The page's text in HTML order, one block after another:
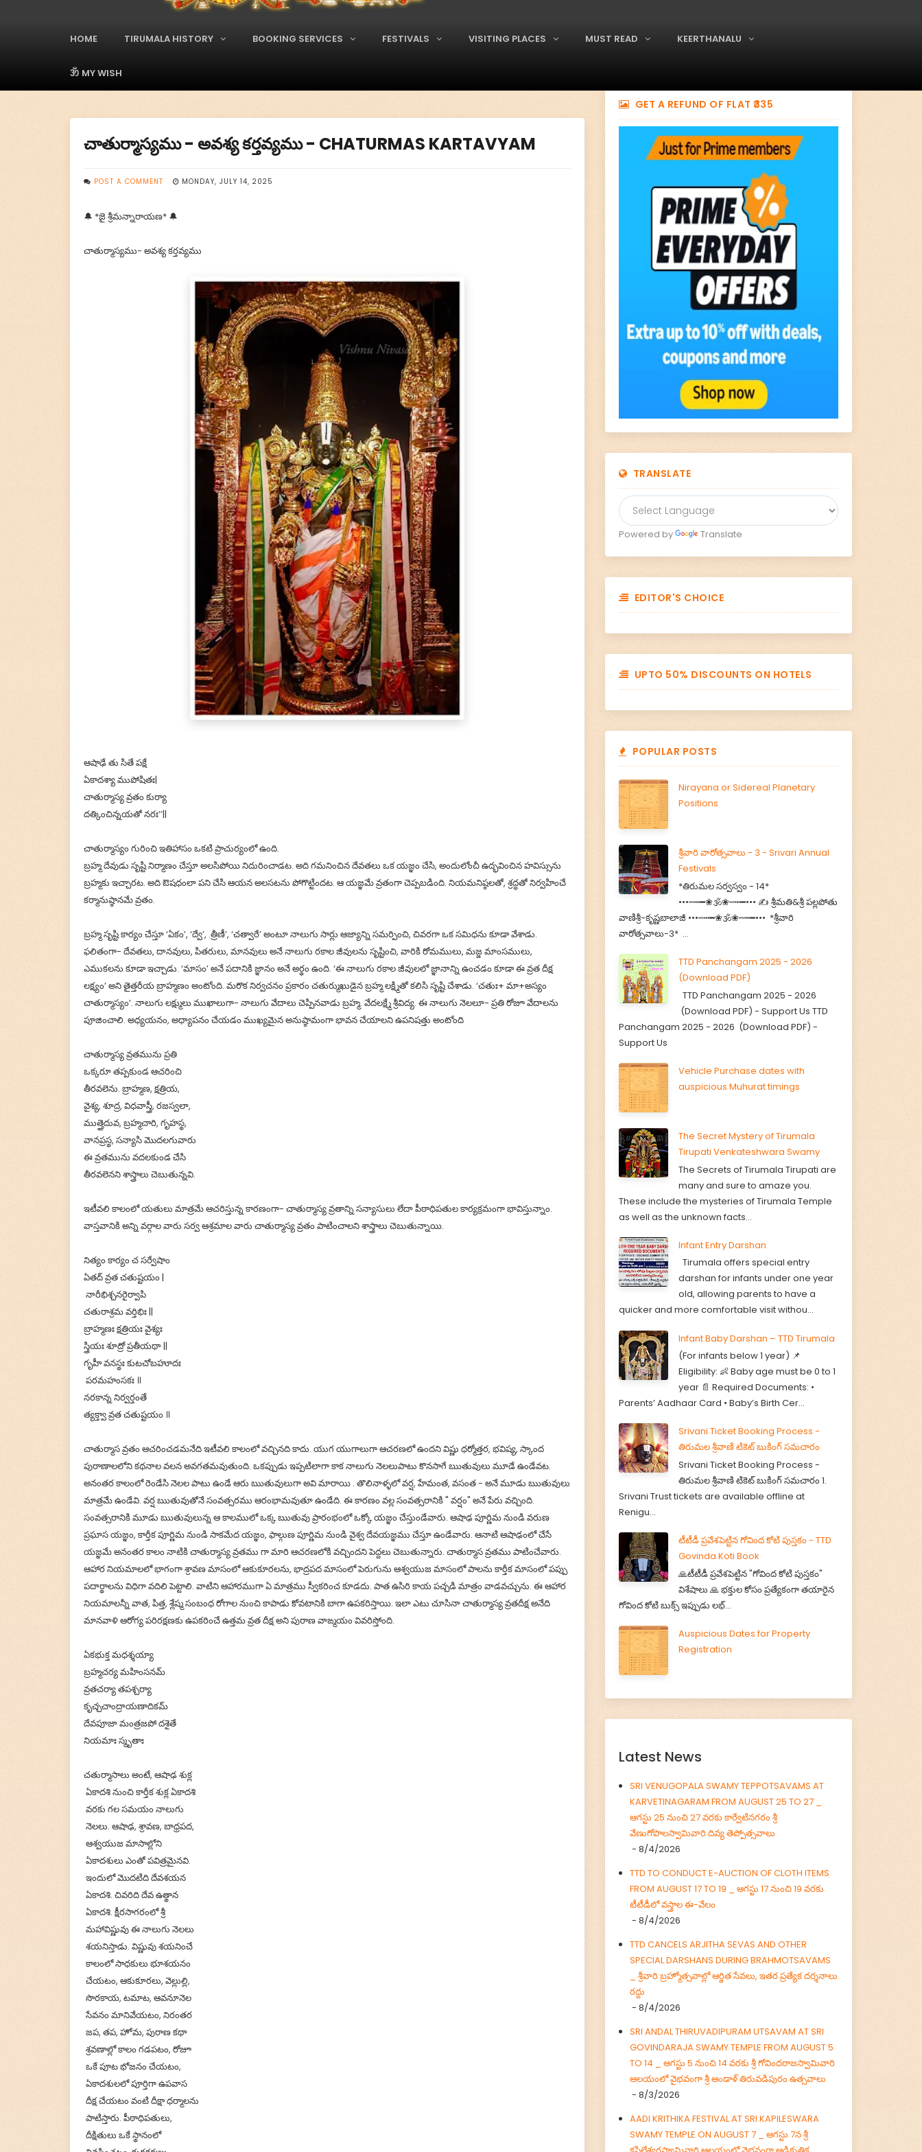
s
M
i
e
HOME TIRUMALA HISTORY BOOKING SERVICES FESTIVALS VISITING PLACES MUST READ KEERTHANALU
ॐ MY WISH
చాతుర్మాస్యము - అవశ్య కర్తవ్యము - CHATURMAS KARTAVYAM
POST A COMMENT MONDAY, JULY 14, 2025
🔔 *జై శ్రీమన్నారాయణ* 🔔
చాతుర్మాస్యము- అవశ్య కర్తవ్యము
ఆషాఢే తు సితే పక్షే
ఏకాదశ్యా ముపోషితః|
చాతుర్మాస్య వ్రతం కుర్యా
దత్కించిన్నయతో నరః’’||
చాతుర్మాస్యం గురించి ఇతిహాసం ఒకటి ప్రాచుర్యంలో ఉంది.
బ్రహ్మ దేవుడు సృష్టి నిర్మాణం చేస్తూ అలసిపోయి నిదురించాడట. అది గమనించిన దేవతలు ఒక యజ్ఞం చేసి, అందులోంచీ ఉద్భవించిన హవిస్సును
బ్రహ్మకు ఇచ్చారట. అది ఔషధంలా పని చేసి ఆయన అలసటను పోగొట్టిందట. ఆ యజ్ఞమే వ్రతంగా చెప్పబడింది. నియమనిష్ఠలతో, శ్రద్ధతో నిర్వహించే
కర్మానుష్ఠానమే వ్రతం.
బ్రహ్మ సృష్టి కార్యం చేస్తూ ‘ఏకం’, ‘ద్వే’, .త్రీణీ’, ‘చత్వారే’ అంటూ నాలుగు సార్లు ఆజ్యాన్ని సమర్పించి, చివరగా ఒక సమిధను కూడా వేశాడు.
ఫలితంగా- దేవతలు, దానవులు, పితరులు, మానవులు అనే నాలుగు రకాల జీవులను సృష్టించి, వారికి రోమములు, మజ్జ మాంసములు,
ఎముకలను కూడా ఇచ్చాడు. ‘మాసం’ అనే పదానికి జ్ఞానం అనే అర్థం ఉంది. ‘ఈ నాలుగు రకాల జీవులలో జ్ఞానాన్ని ఉంచడం కూడా ఈ వ్రత దీక్ష
లక్ష్యం’ అని తైత్తరీయ బ్రాహ్మణం అంటోంది. మరొక నిర్వచనం ప్రకారం చతుర్ముఖుడైన బ్రహ్మ లక్ష్మితో కలిసి సృష్టి చేశాడు. ‘చతుః+ మా+అస్యం
చాతుర్మాస్యం’. నాలుగు లక్ష్ములు ముఖాలుగా- నాలుగు వేదాలు చెప్పినవాడు బ్రహ్మ. వేదలక్ష్మే శ్రీవిద్య. ఈ నాలుగు నెలలూ- ప్రతి రోజూ వేదాలను
పూజించాలి. అధ్యయనం, అధ్యాపనం చేయడం ముఖ్యమైన అనుష్ఠామంగా భావన చేయాలని ఉపనిషత్తు అంటోంది
చాతుర్మాస్య వ్రతమును ప్రతి
ఒక్కరూ తప్పకుండ ఆచరించి
తీరవలెను. బ్రాహ్మణ, క్షత్రియ,
వైశ్య, శూద్ర, విధవాస్త్రీ, రజస్వలా,
ముత్తైదువ, బ్రహ్మచారి, గృహస్థ,
వానప్రస్థ, సన్యాసి మొదలగువారు
ఈ వ్రతమును వదలకుండ చేసి
తీరవలెనని శాస్త్రాలు చెబుతున్నవి.
ఇటీవలి కాలంలో యతులు మాత్రమే ఆచరిస్తున్న కారణంగా- చాతుర్మాస్య వ్రతాన్ని సన్యాసులు లేదా పీఠాధిపతుల కార్యక్రమంగా భావిస్తున్నాం.
వాస్తవానికి అన్ని వర్గాల వారు సర్వ ఆశ్రమాల వారు చాతుర్మాస్య వ్రతం పాటించాలని శాస్త్రాలు చెబుతున్నాయి.
నిత్యం కార్యం చ సర్వేషాం
ఏతద్ వ్రత చతుష్టయం |
నారీభిశ్చనరైర్వాపి
చతురాశ్రమ వర్తిభిః ||
బ్రాహ్మణః క్షత్రియః వైశ్యః
స్త్రియః శూద్రో ప్రతీయథా ||
గృహీ వనస్థః కుటచోబహూదః
పరమహంసకః ॥
నరకాన్న నిర్వర్తంతే
త్యక్త్వా వ్రత చతుష్టయం ॥
చాతుర్మాస వ్రతం ఆచరించడమనేది ఇటీవలి కాలంలో వచ్చినది కాదు. యుగ యుగాలుగా ఆచరణలో ఉందని విష్ణు ధర్మోత్తర, భవిష్య, స్కాంద
పురాణాలలోని కథనాల వలన అవగతమవుతుంది. ఒకప్పుడు ఇప్పటిలాగా కాక నాలుగు నెలలుపాటు కొనసాగే ఋతువులు మూడే ఉండేవట.
అనంతర కాలంలో రెండేసి నెలల పాటు ఉండే ఆరు ఋతువులుగా అవి మారాయి . తొలినాళ్ళలో వర్ష, హేమంత, వసంత - అనే మూడు ఋతువులు
మాత్రమే ఉండేవి. వర్ష ఋతువుతోనే సంవత్సరము ఆరంభామవుతూ ఉండేది. ఈ కారణం వల్ల సంవత్సరానికి " వర్షం" అనే పేరు వచ్చింది.
సంవత్సరానికి మూడు ఋతువులున్న ఆ కాలములో ఒక్క ఋతువు ప్రారంభంలో ఒక్కో యజ్ఞం చేస్తుండేవారు. ఆషాఢ పూర్ణిమ నుండి వరుణ
ప్రఘాస యజ్ఞం, కార్తీక పూర్ణిమ నుండి సాకమేద యజ్ఞం, ఫాల్గుణ పూర్ణిమ నుండి వైశ్వ దేవయజ్ఞము చేస్తూ ఉండేవారు. ఆనాటి ఆషాఢంలో చేసే
యజ్ఞమే అనంతర కాలం నాటికి చాతుర్మాస్య వ్రతము గా మారి ఆచరణలోకి వచ్చిందని పెద్దలు చెబుతున్నారు. చాతుర్మాస వ్రతము పాటించేవారు.
ఆహార నియమాలలో భాగంగా శ్రావణ మాసంలో ఆకుకూరలను, భాద్రపద మాసంలో పెరుగును ఆశ్వయుజ మాసంలో పాలను కార్తీక మాసంలో పప్పు
పదార్థాలను విధిగా వదిలి పెట్టాలి. వాటిని ఆహారముగా ఏ మాత్రము స్వీకరించ కూడదు. పాత ఉసిరి కాయ పచ్చడి మాత్రం వాడవచ్చును. ఈ ఆహార
నియమాలన్నీ వాత, పిత్త, శ్లేష్మ సంబంధ రోగాల నుంచి కాపాడు కోవటానికి బాగా ఉపకరిస్తాయి. ఇలా ఎటు చూసినా చాతుర్మాస్య వ్రతదీక్ష అనేది
మానవాళి ఆరోగ్య పరిరక్షణకు ఉపకరించే ఉత్తమ వ్రత దీక్ష అని పురాణ వాఙ్మయం వివరిస్తోంది.
ఏకభుక్త మధశ్శయ్యా
బ్రహ్మచర్య మహింసనమ్
వ్రతచర్యా తపశ్చర్యా
కృచ్చచాంద్రాయణాదికమ్
దేవపూజా మంత్రజపో దశైతే
నియమాః స్మృతాః
చతుర్మాసాలు అంటే, ఆషాఢ శుక్ల
ఏకాదశి నుంచి కార్తీక శుక్ల ఏకాదశి
వరకు గల సమయం నాలుగు
నెలలు. ఆషాఢ, శ్రావణ, బాధ్రపద,
ఆశ్వయుజ మాసాల్లోని
ఏకాదశులు ఎంతో పవిత్రమైనవి.
ఇందులో మొదటిది దేవశయన
ఏకాదశి. చివరిది దేవ ఉత్థాన
ఏకాదశి. క్షీరసాగరంలో శ్రీ
మహావిష్ణువు ఈ నాలుగు నెలలు
శయనిస్తాడు. విష్ణువు శయనించే
కాలంలో సాధకులు భూశయనం
చేయటం, ఆకుకూరలు, వెల్లుల్లి,
సొరకాయ, టమాట, ఆవనూనెల
సేవనం మానివేయటం, నిరంతర
జప, తప, హోమ, పురాణ కథా
శ్రవణాల్లో కాలం గడపటం, రోజూ
ఒకే పూట భోజనం చేయటం,
ఏకాదశులలో పూర్తిగా ఉపవాస
దీక్ష చేయటం వంటి దీక్షా ధర్మాలను
పాటిస్తారు. పీఠాధిపతులు,
దీక్షితులు ఒకే స్థానంలో
GET A REFUND OF FLAT ₹335
TRANSLATE
Powered by Translate
EDITOR'S CHOICE
UPTO 50% DISCOUNTS ON HOTELS
POPULAR POSTS
Nirayana or Sidereal Planetary
Positions
శ్రీవారి వారోత్సవాలు - 3 - Srivari Annual
Festivals
*తిరుమల సర్వస్వం - 14*
•••┉┅━❀🕉️❀┉┅━••• ✍️ శ్రీమతి&శ్రీ పల్లపోతు
వాణిశ్రీ-కృష్ణబాలాజీ •••┉┅━❀🕉️❀┉┅━••• *శ్రీవారి
వారోత్సవాలు-3* ...
TTD Panchangam 2025 - 2026
(Download PDF)
TTD Panchangam 2025 - 2026
(Download PDF) - Support Us TTD
Panchangam 2025 - 2026 (Download PDF) -
Support Us
Vehicle Purchase dates with
auspicious Muhurat timings
The Secret Mystery of Tirumala
Tirupati Venkateshwara Swamy
The Secrets of Tirumala Tirupati are
many and sure to amaze you.
These include the mysteries of Tirumala Temple
as well as the unknown facts...
Infant Entry Darshan
Tirumala offers special entry
darshan for infants under one year
old, allowing parents to have a
quicker and more comfortable visit withou...
Infant Baby Darshan – TTD Tirumala
(For infants below 1 year) 📌
Eligibility: 👶 Baby age must be 0 to 1
year 📄 Required Documents: •
Parents’ Aadhaar Card • Baby’s Birth Cer...
Srivani Ticket Booking Process -
తిరుమల శ్రీవాణి టికెట్ బుకింగ్ సమచారం
Srivani Ticket Booking Process -
తిరుమల శ్రీవాణి టికెట్ బుకింగ్ సమచారం 1.
Srivani Trust tickets are available offline at
Renigu...
టీటీడీ ప్రవేశపెట్టిన గోవింద కోటి పుస్తకం - TTD
Govinda Koti Book
🙏టీటీడీ ప్రవేశపెట్టిన "గోవింద కోటి పుస్తకం"
విశేషాలు 🙏 భక్తుల కోసం ప్రత్యేకంగా తయారైన
గోవింద కోటి బుక్స్ ఇప్పుడు లభ్...
Auspicious Dates for Property
Registration
Latest News
SRI VENUGOPALA SWAMY TEPPOTSAVAMS AT
KARVETINAGARAM FROM AUGUST 25 TO 27 _
ఆగస్టు 25 నుంచి 27 వరకు కార్వేటినగరం శ్రీ
వేణుగోపాలస్వామివారి దివ్య తెప్పోత్సవాలు
- 8/4/2026
TTD TO CONDUCT E-AUCTION OF CLOTH ITEMS
FROM AUGUST 17 TO 19 _ ఆగస్టు 17 నుంచి 19 వరకు
టీటీడీలో వస్త్రాల ఈ-వేలం
- 8/4/2026
TTD CANCELS ARJITHA SEVAS AND OTHER
SPECIAL DARSHANS DURING BRAHMOTSAVAMS
_ శ్రీవారి బ్రహ్మోత్సవాల్లో ఆర్జిత సేవలు, ఇతర ప్రత్యేక దర్శనాలు
రద్దు
- 8/4/2026
SRI ANDAL THIRUVADIPURAM UTSAVAM AT SRI
GOVINDARAJA SWAMY TEMPLE FROM AUGUST 5
TO 14 _ ఆగస్టు 5 నుంచి 14 వరకు శ్రీ గోవిందరాజస్వామివారి
ఆలయంలో వైభవంగా శ్రీ ఆండాళ్ తిరువడిపురం ఉత్సవాలు
- 8/3/2026
AADI KRITHIKA FESTIVAL AT SRI KAPILESWARA
SWAMY TEMPLE ON AUGUST 7 _ ఆగస్టు 7న శ్రీ
!! Om Namo Venkatesaya !! Thanks for your support